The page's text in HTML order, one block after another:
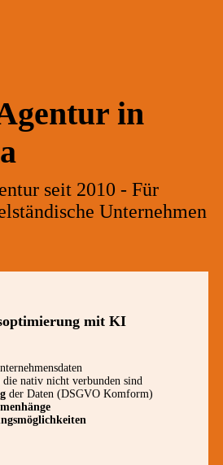
in
seit 2010 - Für
Unternehmen
mit KI
die nativ nicht verbunden sind
der Daten (DSGVO Komform)